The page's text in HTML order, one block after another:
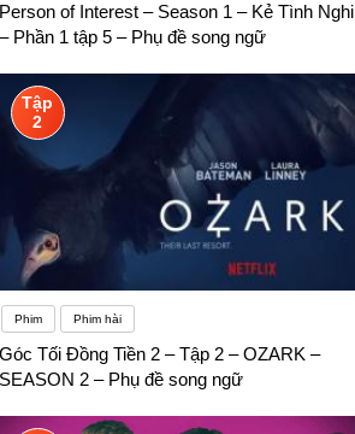
Person of Interest – Season 1 – Kẻ Tình Nghi
– Phần 1 tập 5 – Phụ đề song ngữ
Tập
2
Phim Phim hài
Góc Tối Đồng Tiền 2 – Tập 2 – OZARK –
SEASON 2 – Phụ đề song ngữ